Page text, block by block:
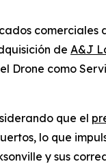
de A&J
Drone como
que el
lo que
y sus